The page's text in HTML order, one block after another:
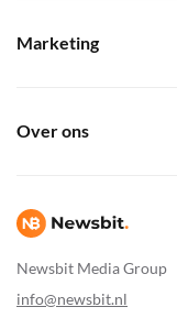
Newsbit Media Group
info@newsbit.nl
Marketing
Over ons